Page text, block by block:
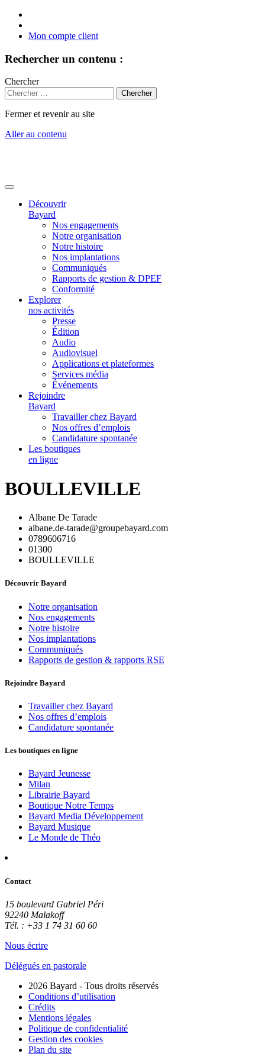
Mon compte client
Rechercher un contenu :
Chercher
Fermer et revenir au site
Aller au contenu
Découvrir
Bayard
Nos engagements
Notre organisation
Notre histoire
Nos implantations
Communiqués
Rapports de gestion & DPEF
Conformité
Explorer
nos activités
Presse
Édition
Audio
Audiovisuel
Applications et plateformes
Services média
Événements
Rejoindre
Bayard
Travailler chez Bayard
Nos offres d’emplois
Candidature spontanée
Les boutiques
en ligne
BOULLEVILLE
Albane De Tarade
albane.de-tarade@groupebayard.com
0789606716
01300
BOULLEVILLE
Découvrir Bayard
Notre organisation
Nos engagements
Notre histoire
Nos implantations
Communiqués
Rapports de gestion & rapports RSE
Rejoindre Bayard
Travailler chez Bayard
Nos offres d’emplois
Candidature spontanée
Les boutiques en ligne
Bayard Jeunesse
Milan
Librairie Bayard
Boutique Notre Temps
Bayard Media Développement
Bayard Musique
Le Monde de Théo
Contact
15 boulevard Gabriel Péri
92240 Malakoff
Tél. : +33 1 74 31 60 60
Nous écrire
Délégués en pastorale
2026 Bayard - Tous droits réservés
Conditions d’utilisation
Crédits
Mentions légales
Politique de confidentialité
Gestion des cookies
Plan du site